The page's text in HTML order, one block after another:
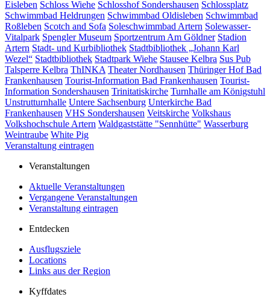
Eisleben Schloss Wiehe Schlosshof Sondershausen Schlossplatz
Schwimmbad Heldrungen Schwimmbad Oldisleben Schwimmbad
Roßleben Scotch and Sofa Soleschwimmbad Artern Solewasser-
Vitalpark Spengler Museum Sportzentrum Am Göldner Stadion
Artern Stadt- und Kurbibliothek Stadtbibliothek „Johann Karl
Wezel“ Stadtbibliothek Stadtpark Wiehe Stausee Kelbra Sus Pub
Talsperre Kelbra ThINKA Theater Nordhausen Thüringer Hof Bad
Frankenhausen Tourist-Information Bad Frankenhausen Tourist-
Information Sondershausen Trinitatiskirche Turnhalle am Königstuhl
Unstrutturnhalle Untere Sachsenburg Unterkirche Bad
Frankenhausen VHS Sondershausen Veitskirche Volkshaus
Volkshochschule Artern Waldgaststätte "Sennhütte" Wasserburg
Weintraube White Pig
Veranstaltung eintragen
Veranstaltungen
Aktuelle Veranstaltungen
Vergangene Veranstaltungen
Veranstaltung eintragen
Entdecken
Ausflugsziele
Locations
Links aus der Region
Kyffdates